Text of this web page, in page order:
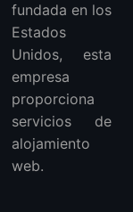
fundada en los
Estados
Unidos, esta
empresa
proporciona
servicios de
alojamiento
web.